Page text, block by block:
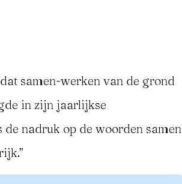
samen-werken van de grond
in zijn jaarlijkse
nadruk op de woorden samen